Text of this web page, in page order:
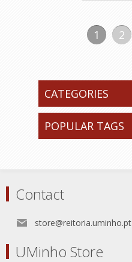
1 2
CATEGORIES
POPULAR TAGS
Contact
store@reitoria.uminho.pt
UMinho Store